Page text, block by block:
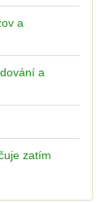
a
a
zatím